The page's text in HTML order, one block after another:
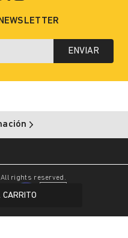
ENVIAR
rights reserved.